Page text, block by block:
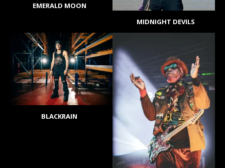
EMERALD MOON
MIDNIGHT DEVILS
BLACKRAIN